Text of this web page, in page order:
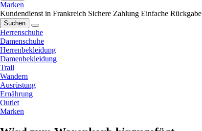
Marken
Kundendienst in Frankreich Sichere Zahlung Einfache Rückgabe
Suchen
Herrenschuhe
Damenschuhe
Herrenbekleidung
Damenbekleidung
Trail
Wandern
Ausrüstung
Ernährung
Outlet
Marken